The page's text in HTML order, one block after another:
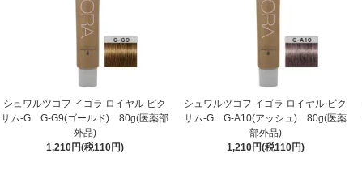
シュワルツコフ イゴラ ロイヤル ピク
サム-G G-G9(ゴールド) 80g(医薬部
外品)
1,210円(税110円)
シュワルツコフ イゴラ ロイヤル ピク
サム-G G-A10(アッシュ) 80g(医薬
部外品)
1,210円(税110円)